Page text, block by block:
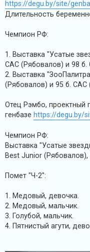
https://degu.by/site/
Длительность
Чемпион РФ:
1. Выставка "Усатые
САС (Рябовалов) и 98 б.
2. Выставка
(Рябовалов) и 95 б. САС
Отец Рэмбо, проектный
генбазе https://degu.by/
Чемпион РФ:
Выставка "Усатые
Best Junior
Помет "Ч-2":
1. Медовый, девочка.
2. Медовый, мальчик.
3. Голубой, мальчик.
4. Пятнистый агути,